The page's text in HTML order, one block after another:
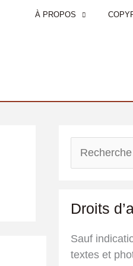
À PROPOS
e
c
h
Droits
Sauf
textes et